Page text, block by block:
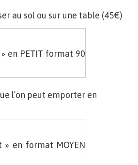
au sol ou sur une table (45€)
en PETIT format 90
l’on peut emporter en
en format MOYEN